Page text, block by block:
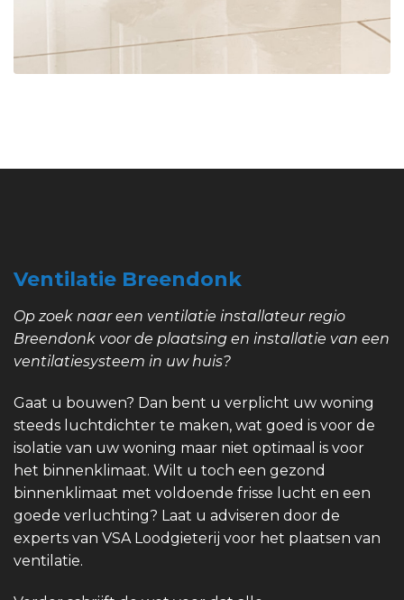
Ventilatie Breendonk
Op zoek naar een ventilatie installateur regio
Breendonk voor de plaatsing en installatie van een
ventilatiesysteem in uw huis?
Gaat u bouwen? Dan bent u verplicht uw woning
steeds luchtdichter te maken, wat goed is voor de
isolatie van uw woning maar niet optimaal is voor
het binnenklimaat. Wilt u toch een gezond
binnenklimaat met voldoende frisse lucht en een
goede verluchting? Laat u adviseren door de
experts van VSA Loodgieterij voor het plaatsen van
ventilatie.